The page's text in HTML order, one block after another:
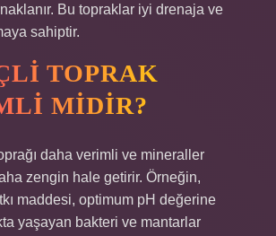
Bu topraklar iyi drenaja ve
sahiptir.
TOPRAK
MIDIR?
daha verimli ve mineraller
zengin hale getirir. Örneğin,
maddesi, optimum pH değerine
yaşayan bakteri ve mantarlar